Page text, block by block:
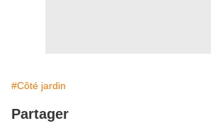
#Côté jardin
Partager